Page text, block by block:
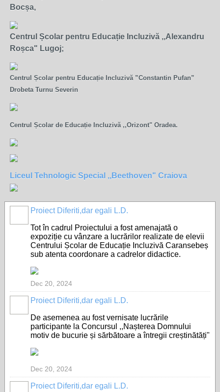
Bocșa,
Centrul Școlar pentru Educație Incluzivă ,,Alexandru
Roșca" Lugoj;
Centrul Școlar pentru Educație Incluzivă ”Constantin Pufan”
Drobeta Turnu Severin
Centrul Școlar de Educație Incluzivă ,,Orizont" Oradea.
Liceul Tehnologic Special ,,Beethoven" Craiova
Proiect Diferiti,dar egali L.D.
Tot în cadrul Proiectului a fost amenajată o
expoziție cu vânzare a lucrărilor realizate de elevii
Centrului Școlar de Educație Incluzivă Caransebeș
sub atenta coordonare a cadrelor didactice.
Dec 20, 2024
Proiect Diferiti,dar egali L.D.
De asemenea au fost vernisate lucrările
participante la Concursul ,,Nașterea Domnului
motiv de bucurie și sărbătoare a întregii creștinătăți"
Dec 20, 2024
Proiect Diferiti,dar egali L.D.